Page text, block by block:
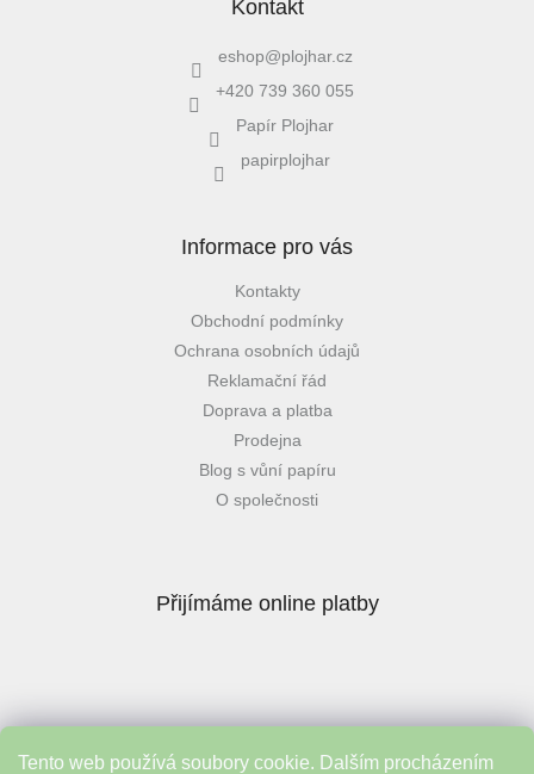
Tento web používá soubory cookie. Dalším procházením
Kontakt
eshop@plojhar.cz
+420 739 360 055
Papír Plojhar
papirplojhar
Informace pro vás
Kontakty
Obchodní podmínky
Ochrana osobních údajů
Reklamační řád
Doprava a platba
Prodejna
Blog s vůní papíru
O společnosti
Přijímáme online platby
Instagram